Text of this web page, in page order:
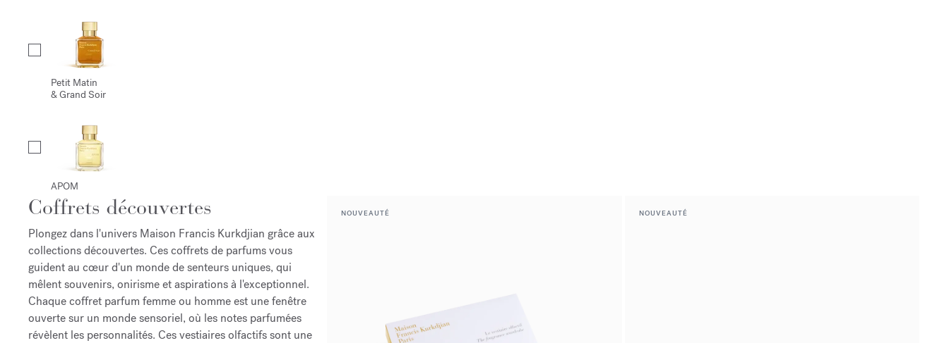
Petit Matin
& Grand Soir
APOM
Coffrets découvertes
Plongez dans l'univers Maison Francis Kurkdjian grâce aux
collections découvertes. Ces coffrets de parfums vous
guident au cœur d'un monde de senteurs uniques, qui
mêlent souvenirs, onirisme et aspirations à l'exceptionnel.
Chaque coffret parfum femme ou homme est une fenêtre
ouverte sur un monde sensoriel, où les notes parfumées
révèlent les personnalités. Ces vestiaires olfactifs sont une
NOUVEAUTÉ NOUVEAUTÉ